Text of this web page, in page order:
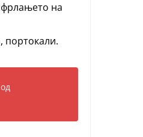
на
портокали.